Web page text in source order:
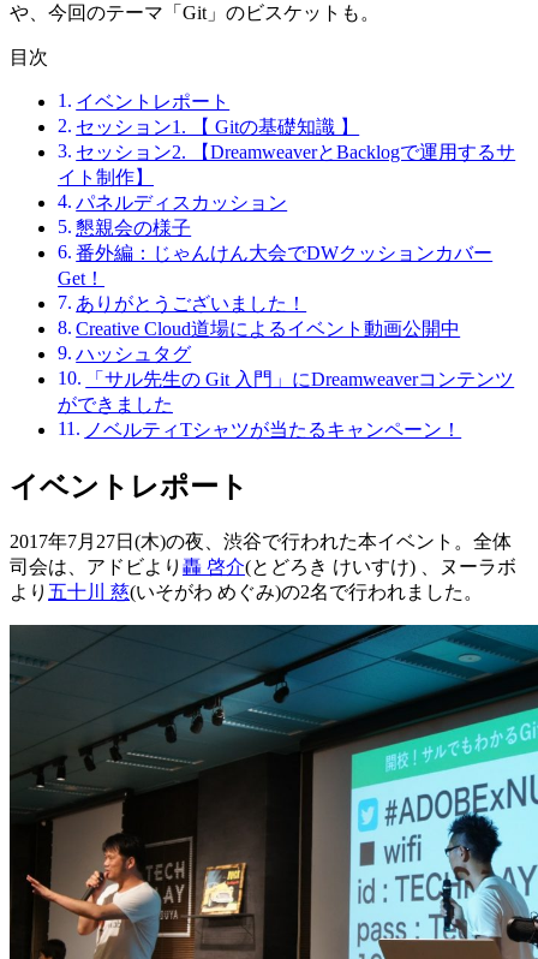
や、今回のテーマ「Git」のビスケットも。
目次
イベントレポート
セッション1. 【 Gitの基礎知識 】
セッション2. 【DreamweaverとBacklogで運用するサ
イト制作】
パネルディスカッション
懇親会の様子
番外編：じゃんけん大会でDWクッションカバー
Get！
ありがとうございました！
Creative Cloud道場によるイベント動画公開中
ハッシュタグ
「サル先生の Git 入門」にDreamweaverコンテンツ
ができました
ノベルティTシャツが当たるキャンペーン！
イベントレポート
2017年7月27日(木)の夜、渋谷で行われた本イベント。全体
司会は、アドビより 轟 啓介(とどろき けいすけ) 、ヌーラボ
より 五十川 慈(いそがわ めぐみ)の2名で行われました。